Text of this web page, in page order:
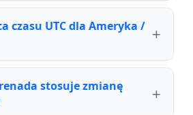
czasu UTC dla Ameryka /
stosuje zmianę